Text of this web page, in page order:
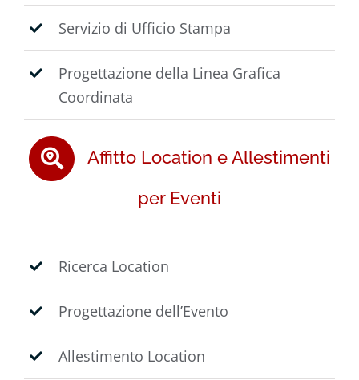
Servizio di Ufficio Stampa
Progettazione della Linea Grafica
Coordinata
Affitto Location e Allestimenti
per Eventi
Ricerca Location
Progettazione dell’Evento
Allestimento Location